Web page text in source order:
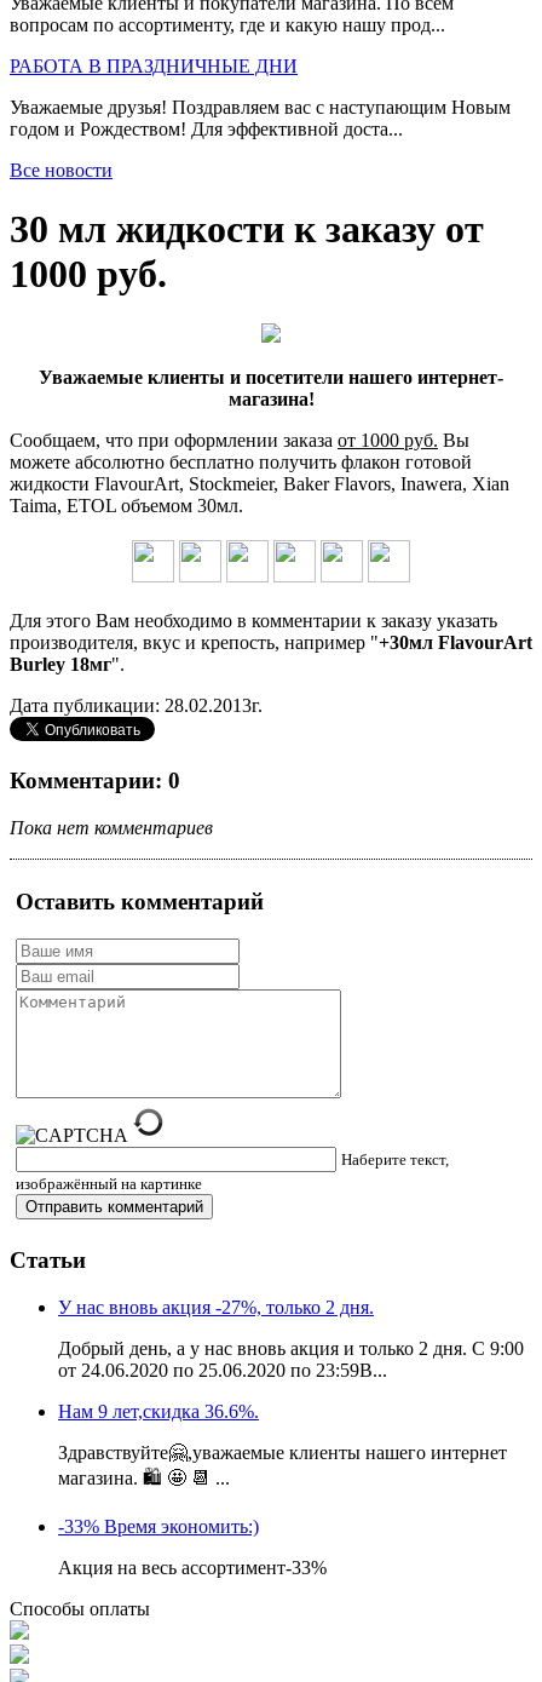
вопросам по ассортименту, где и какую нашу прод...
РАБОТА В ПРАЗДНИЧНЫЕ ДНИ
Уважаемые друзья! Поздравляем вас с наступающим Новым
годом и Рождеством! Для эффективной доста...
Все новости
30 мл жидкости к заказу от
1000 руб.
Уважаемые клиенты и посетители нашего интернет-
магазина!
Сообщаем, что при оформлении заказа от 1000 руб. Вы
можете абсолютно бесплатно получить флакон готовой
жидкости FlavourArt, Stockmeier, Baker Flavors, Inawera, Xian
Taima, ETOL объемом 30мл.
Для этого Вам необходимо в комментарии к заказу указать
производителя, вкус и крепость, например "+30мл FlavourArt
Burley 18мг".
Дата публикации: 28.02.2013г.
Комментарии: 0
Пока нет комментариев
Оставить комментарий
Наберите текст,
изображённый на картинке
Статьи
У нас вновь акция -27%, только 2 дня.
Добрый день, а у нас вновь акция и только 2 дня. С 9:00
от 24.06.2020 по 25.06.2020 по 23:59В...
Нам 9 лет,скидка 36.6%.
Здравствуйте🤗,уважаемые клиенты нашего интернет
магазина. 🛍 🤩 📆 ...
-33% Время экономить:)
Акция на весь ассортимент-33%
Способы оплаты